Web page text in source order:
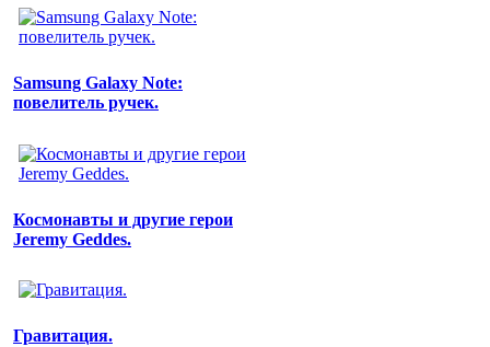
Samsung Galaxy Note:
повелитель ручек.
Космонавты и другие герои
Jeremy Geddes.
Гравитация.